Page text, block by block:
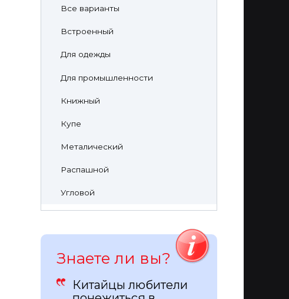
Все варианты
Встроенный
Для одежды
Для промышленности
Книжный
Купе
Металический
Распашной
Угловой
Знаете ли вы?
Китайцы любители